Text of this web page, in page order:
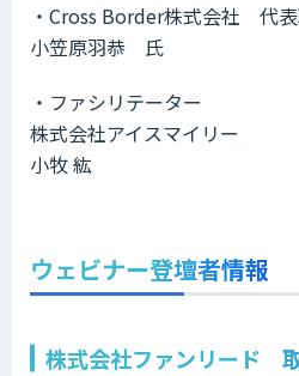
・Cross Border株式会社 代表
小笠原羽恭 氏
・ファシリテーター
株式会社アイスマイリー
小牧 紘
ウェビナー登壇者情報
株式会社ファンリード